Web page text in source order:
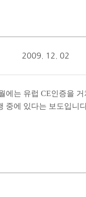
2009. 12. 02
에는 유럽 CE인증을
중에 있다는 보도입니